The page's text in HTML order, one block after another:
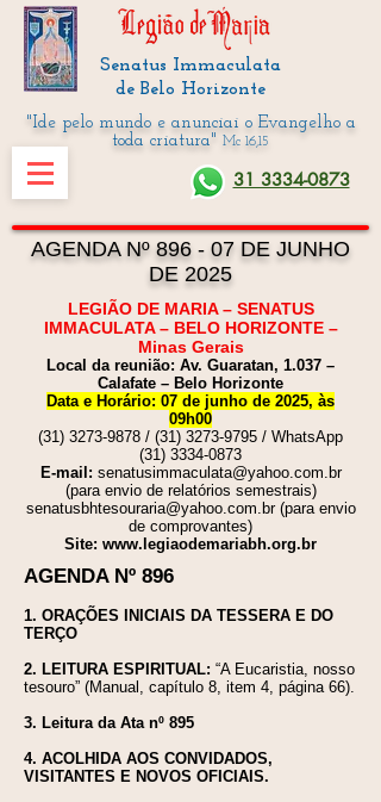
Senatus Immaculata
de Belo Horizonte
"Ide pelo mundo e anunciai o Evangelho a
toda criatura" Mc 16,15
31 3334-0873
AGENDA Nº 896 - 07 DE JUNHO
DE 2025
LEGIÃO DE MARIA – SENATUS
IMMACULATA – BELO HORIZONTE –
Minas Gerais
Local da reunião: Av. Guaratan, 1.037 –
Calafate – Belo Horizonte
Data e Horário: 07 de junho de 2025, às
09h00
(31) 3273-9878 / (31) 3273-9795 / WhatsApp
(31) 3334-0873
E-mail: senatusimmaculata@yahoo.com.br
(para envio de relatórios semestrais)
senatusbhtesouraria@yahoo.com.br(para envio
de comprovantes)
Site: www.legiaodemariabh.org.br
AGENDA Nº 896
1. ORAÇÕES INICIAIS DA TESSERA E DO
TERÇO
2. LEITURA ESPIRITUAL: “A Eucaristia, nosso
tesouro” (Manual, capítulo 8, item 4, página 66).
3. Leitura da Ata nº 895
4. ACOLHIDA AOS CONVIDADOS,
VISITANTES E NOVOS OFICIAIS.